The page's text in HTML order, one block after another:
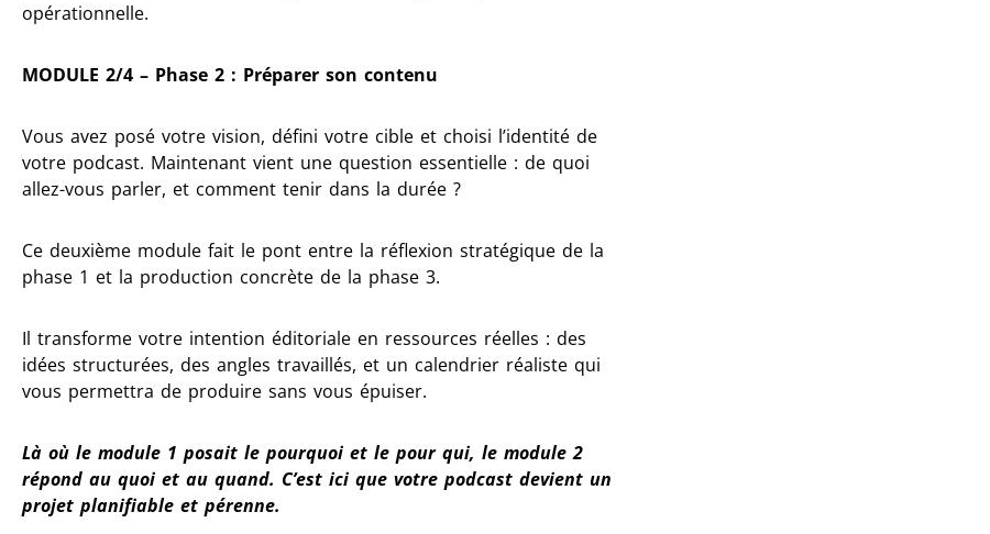
opérationnelle.
MODULE 2/4 – Phase 2 : Préparer son contenu
Vous avez posé votre vision, défini votre cible et choisi l’identité de
votre podcast. Maintenant vient une question essentielle : de quoi
allez-vous parler, et comment tenir dans la durée ?
Ce deuxième module fait le pont entre la réflexion stratégique de la
phase 1 et la production concrète de la phase 3.
Il transforme votre intention éditoriale en ressources réelles : des
idées structurées, des angles travaillés, et un calendrier réaliste qui
vous permettra de produire sans vous épuiser.
Là où le module 1 posait le pourquoi et le pour qui, le module 2
répond au quoi et au quand. C’est ici que votre podcast devient un
projet planifiable et pérenne.